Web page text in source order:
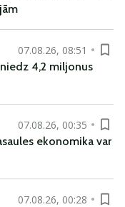
07.08.26, 08:51
4,2 miljonus
07.08.26, 00:35
ekonomika var
07.08.26, 00:28